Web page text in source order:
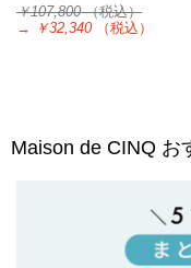
￥107,800（税込）
→
￥32,340 （税込）
Maison de CINQ お